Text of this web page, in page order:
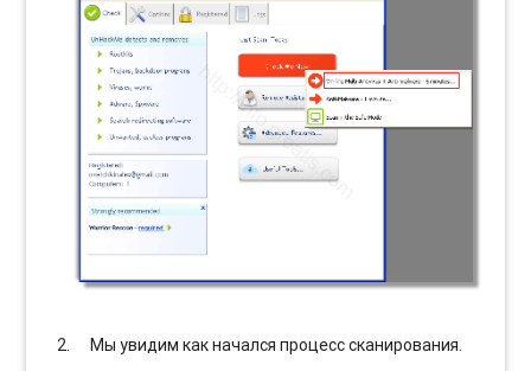
Мы увидим как начался процесс сканирования.